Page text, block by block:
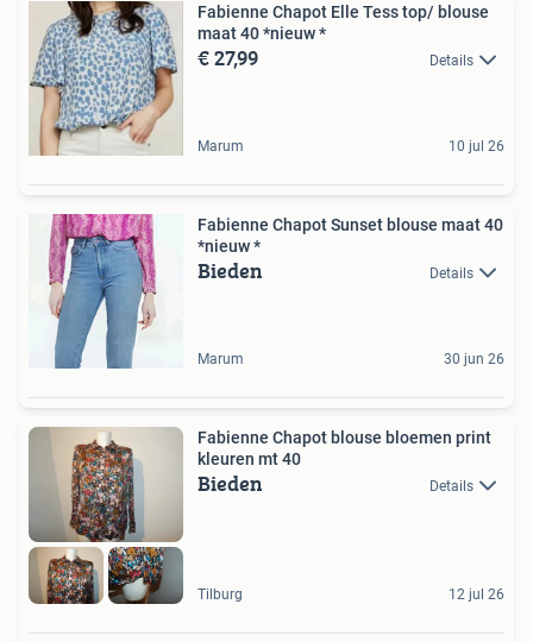
Fabienne Chapot Elle Tess top/ blouse
maat 40 *nieuw *
€ 27,99 Details
Marum 10 jul 26
Fabienne Chapot Sunset blouse maat 40
*nieuw *
Bieden Details
Marum 30 jun 26
Fabienne Chapot blouse bloemen print
kleuren mt 40
Bieden Details
Tilburg 12 jul 26